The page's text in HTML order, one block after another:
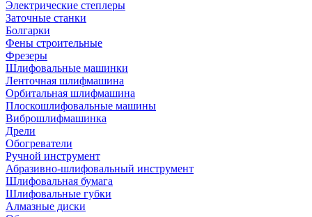
Электрические степлеры
Заточные станки
Болгарки
Фены строительные
Фрезеры
Шлифовальные машинки
Ленточная шлифмашина
Орбитальная шлифмашина
Плоскошлифовальные машины
Виброшлифмашинка
Дрели
Обогреватели
Ручной инструмент
Абразивно-шлифовальный инструмент
Шлифовальная бумага
Шлифовальные губки
Алмазные диски